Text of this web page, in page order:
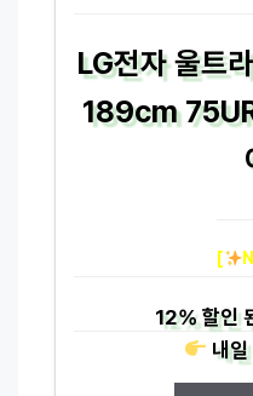
LG전자 울트
189cm
[
12%할인
내일